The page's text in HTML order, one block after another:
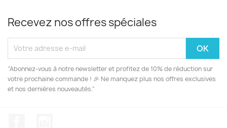
Recevez nos offres spéciales
“Abonnez-vous à notre newsletter et profitez de 10% de réduction sur
votre prochaine commande ! 🎉 Ne manquez plus nos offres exclusives
et nos dernières nouveautés.”